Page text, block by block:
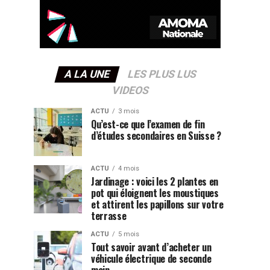
A LA UNE
LES PLUS LUS
VIDEOS
ACTU 3 mois
Qu’est-ce que l’examen de fin
d’études secondaires en Suisse ?
ACTU 4 mois
Jardinage : voici les 2 plantes en
pot qui éloignent les moustiques
et attirent les papillons sur votre
terrasse
ACTU 5 mois
Tout savoir avant d’acheter un
véhicule électrique de seconde